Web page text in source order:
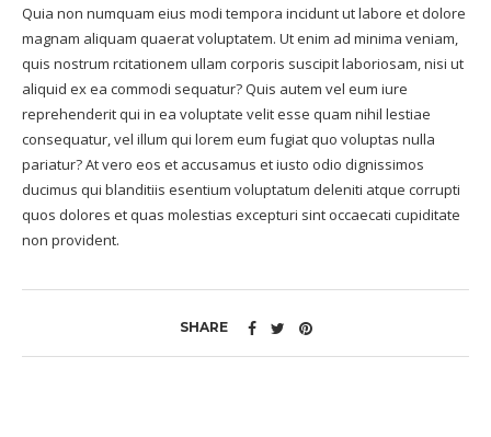
Quia non numquam eius modi tempora incidunt ut labore et dolore
magnam aliquam quaerat voluptatem. Ut enim ad minima veniam,
quis nostrum rcitationem ullam corporis suscipit laboriosam, nisi ut
aliquid ex ea commodi sequatur? Quis autem vel eum iure
reprehenderit qui in ea voluptate velit esse quam nihil lestiae
consequatur, vel illum qui lorem eum fugiat quo voluptas nulla
pariatur? At vero eos et accusamus et iusto odio dignissimos
ducimus qui blanditiis esentium voluptatum deleniti atque corrupti
quos dolores et quas molestias excepturi sint occaecati cupiditate
non provident.
SHARE